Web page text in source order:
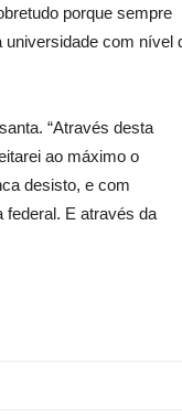
porque sempre
universidade com nível
“Através desta
ao máximo o
desisto, e com
federal. E através da